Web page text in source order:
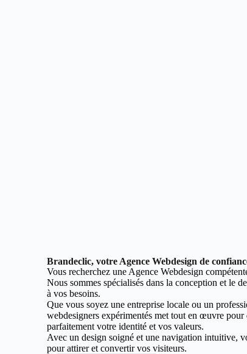
Brandeclic, votre Agence Webdesign de
Vous recherchez une Agence Webdesign
Nous sommes spécialisés dans la conception et le
à vos besoins.
Que vous soyez une entreprise locale ou un
webdesigners expérimentés met tout en œuvre pour
parfaitement votre identité et vos valeurs.
Avec un design soigné et une navigation intuitive,
pour attirer et convertir vos visiteurs.